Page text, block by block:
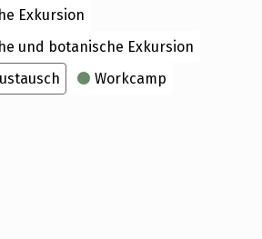
Exkursion
und botanische Exkursion
Workcamp